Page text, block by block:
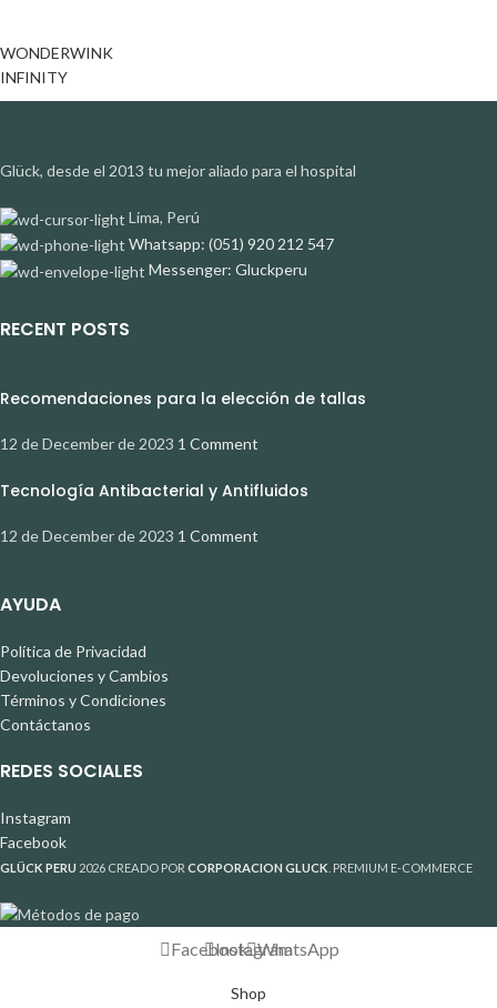
WONDERWINK
INFINITY
Glück, desde el 2013 tu mejor aliado para el hospital
Lima, Perú
Whatsapp: (051) 920 212 547
Messenger: Gluckperu
RECENT POSTS
Recomendaciones para la elección de tallas
12 de December de 2023 1 Comment
Tecnología Antibacterial y Antifluidos
12 de December de 2023 1 Comment
AYUDA
Política de Privacidad
Devoluciones y Cambios
Términos y Condiciones
Contáctanos
REDES SOCIALES
Instagram
Facebook
GLÜCK PERU 2026 CREADO POR CORPORACION GLUCK . PREMIUM E-COMMERCE
FacebookInstagramWhatsApp
Shop